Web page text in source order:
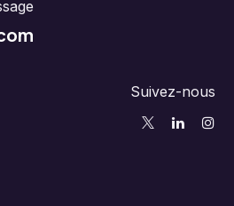
Suivez-nous